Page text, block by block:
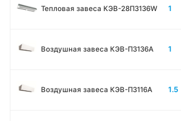
Тепловая завеса КЭВ-28П3136W 1
Воздушная завеса КЭВ-П3136A 1
Воздушная завеса КЭВ-П3116A 1.5